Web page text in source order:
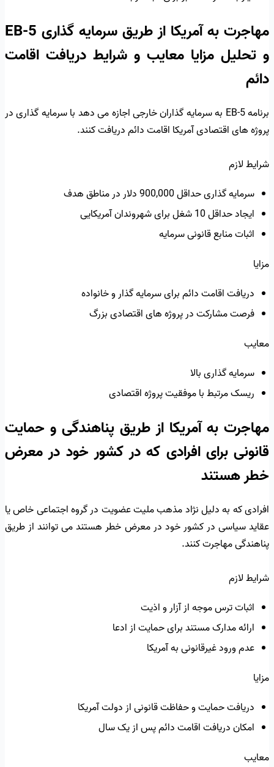
مهاجرت به آمریکا از طریق سرمایه گذاری EB-5
و تحلیل مزایا معایب و شرایط دریافت اقامت
دائم
برنامه EB-5 به سرمایه گذاران خارجی اجازه می دهد با سرمایه گذاری در
پروژه های اقتصادی آمریکا اقامت دائم دریافت کنند.
شرایط لازم
سرمایه گذاری حداقل 900,000 دلار در مناطق هدف
ایجاد حداقل 10 شغل برای شهروندان آمریکایی
اثبات منابع قانونی سرمایه
مزایا
دریافت اقامت دائم برای سرمایه گذار و خانواده
فرصت مشارکت در پروژه های اقتصادی بزرگ
معایب
سرمایه گذاری بالا
ریسک مرتبط با موفقیت پروژه اقتصادی
مهاجرت به آمریکا از طریق پناهندگی و حمایت
قانونی برای افرادی که در کشور خود در معرض
خطر هستند
افرادی که به دلیل نژاد مذهب ملیت عضویت در گروه اجتماعی خاص یا
عقاید سیاسی در کشور خود در معرض خطر هستند می توانند از طریق
پناهندگی مهاجرت کنند.
شرایط لازم
اثبات ترس موجه از آزار و اذیت
ارائه مدارک مستند برای حمایت از ادعا
عدم ورود غیرقانونی به آمریکا
مزایا
دریافت حمایت و حفاظت قانونی از دولت آمریکا
امکان دریافت اقامت دائم پس از یک سال
معایب